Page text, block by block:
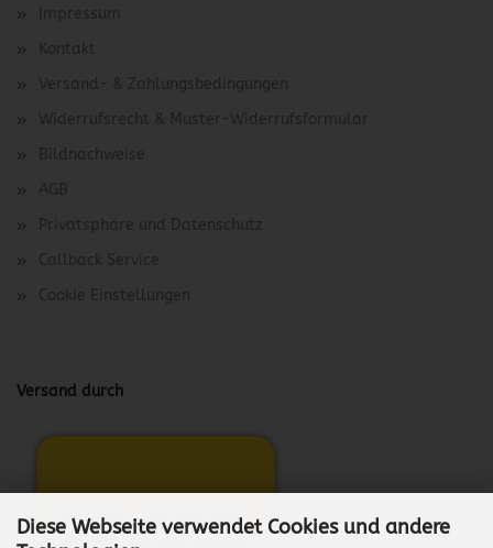
Diese Webseite verwendet Cookies und andere
Impressum
Kontakt
Versand- & Zahlungsbedingungen
Widerrufsrecht & Muster-Widerrufsformular
Bildnachweise
AGB
Privatsphäre und Datenschutz
Callback Service
Cookie Einstellungen
Versand durch